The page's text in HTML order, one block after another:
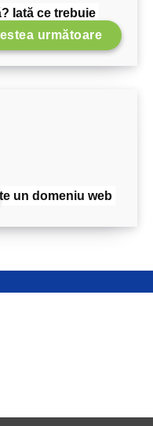
Iată ce trebuie
următoare
un domeniu web